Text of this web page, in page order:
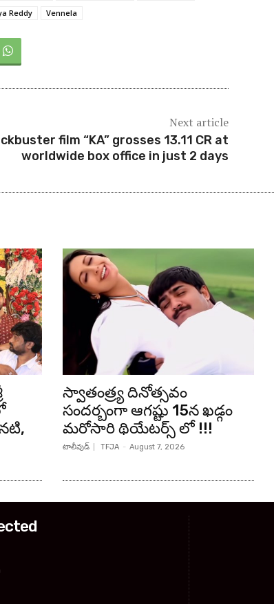
Reddy
Vennela
Next article
film “KA” grosses 13.11 CR at
worldwide box office in just 2 days
స్వాతంత్ర్య దినోత్సవం
సందర్బంగా ఆగష్టు 15న ఖడ్గం
మరోసారి థియేటర్స్ లో !!!
టాలీవుడ్ TFJA - August 7, 2026